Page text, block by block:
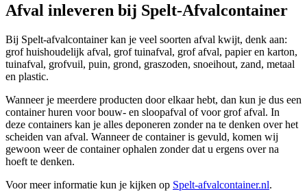
Afval inleveren bij Spelt-Afvalcontainer
Bij Spelt-afvalcontainer kan je veel soorten afval kwijt, denk aan:
grof huishoudelijk afval, grof tuinafval, grof afval, papier en karton,
tuinafval, grofvuil, puin, grond, graszoden, snoeihout, zand, metaal
en plastic.
Wanneer je meerdere producten door elkaar hebt, dan kun je dus een
container huren voor bouw- en sloopafval of voor grof afval. In
deze containers kan je alles deponeren zonder na te denken over het
scheiden van afval. Wanneer de container is gevuld, komen wij
gewoon weer de container ophalen zonder dat u ergens over na
hoeft te denken.
Voor meer informatie kun je kijken op Spelt-afvalcontainer.nl.